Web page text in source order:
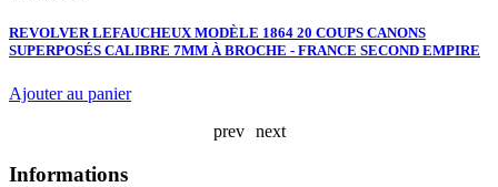
REVOLVER LEFAUCHEUX MODÈLE 1864 20 COUPS CANONS
SUPERPOSÉS CALIBRE 7MM À BROCHE - FRANCE SECOND EMPIRE
Ajouter au panier
prev next
Informations